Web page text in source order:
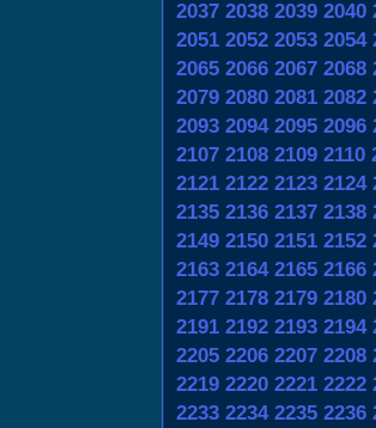
2037 2038 2039 2040
2051 2052 2053 2054
2065 2066 2067 2068
2079 2080 2081 2082
2093 2094 2095 2096
2107 2108 2109 2110
2121 2122 2123 2124
2135 2136 2137 2138
2149 2150 2151 2152
2163 2164 2165 2166
2177 2178 2179 2180
2191 2192 2193 2194
2205 2206 2207 2208
2219 2220 2221 2222
2233 2234 2235 2236